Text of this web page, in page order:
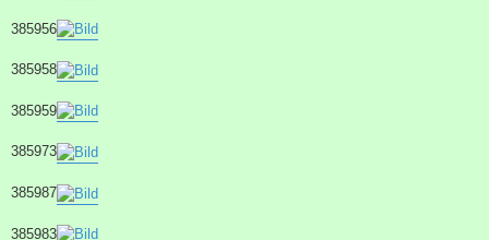
385956
385958
385959
385973
385987
385983